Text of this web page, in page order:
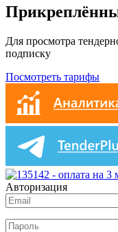
Для просмотра
подписку
Посмотреть тарифы
Авторизация